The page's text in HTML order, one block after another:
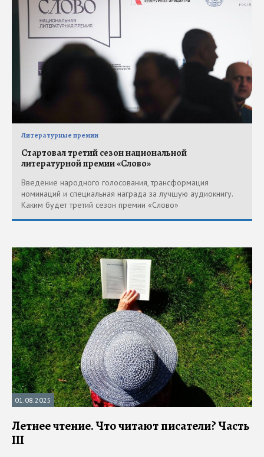
Литературные премии
Стартовал третий сезон национальной
литературной премии «Слово»
Введение народного голосования, трансформация
номинаций и специальная награда за лучшую аудиокнигу.
Каким будет третий сезон премии «Слово»
01.08.2025
Летнее чтение. Что читают писатели? Часть
III